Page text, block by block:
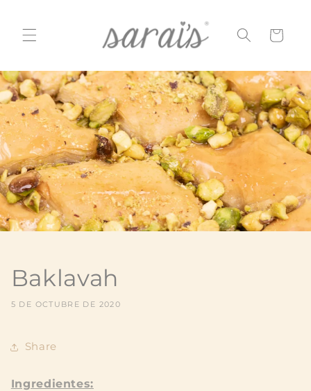
al contenido
Carrito
Baklavah
5 DE OCTUBRE DE 2020
Share
Ingredientes: